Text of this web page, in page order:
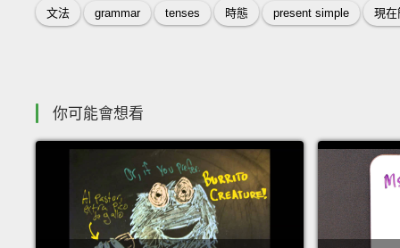
文法 grammar tenses 時態 present simple 現在
你可能會想看